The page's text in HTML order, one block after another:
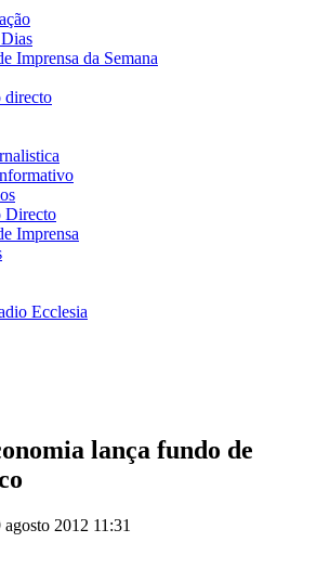
Imprensa da Semana
directo
Directo
Imprensa
Ecclesia
lança fundo de
2012 11:31